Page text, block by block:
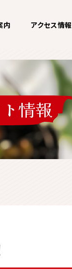
内 アクセス情報
情報